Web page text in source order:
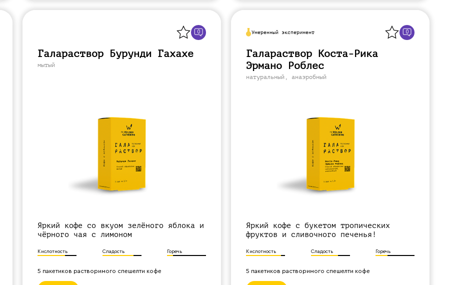
0
Галараствор Бурунди Гахахе
мытый
Яркий кофе со вкуом зелёного яблока и
чёрного чая с лимоном
Кислотность Сладость Горечь
5 пакетиков растворимого спешелти кофе
Умеренный эксперимент 0
Галараствор Коста-Рика
Эрмано Роблес
натуральный, анаэробный
Яркий кофе с букетом тропических
фруктов и сливочного печенья!
Кислотность Сладость Горечь
5 пакетиков растворимого спешелти кофе